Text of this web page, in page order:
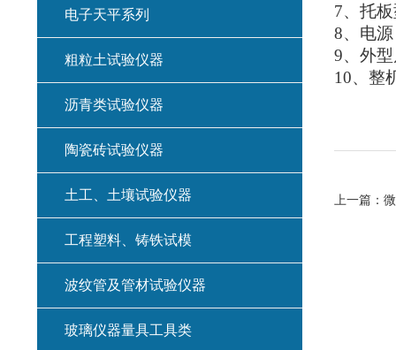
7、托
8、电
9、外
10、整
上一篇：
电子天平系列
粗粒土试验仪器
沥青类试验仪器
陶瓷砖试验仪器
土工、土壤试验仪器
工程塑料、铸铁试模
波纹管及管材试验仪器
玻璃仪器量具工具类